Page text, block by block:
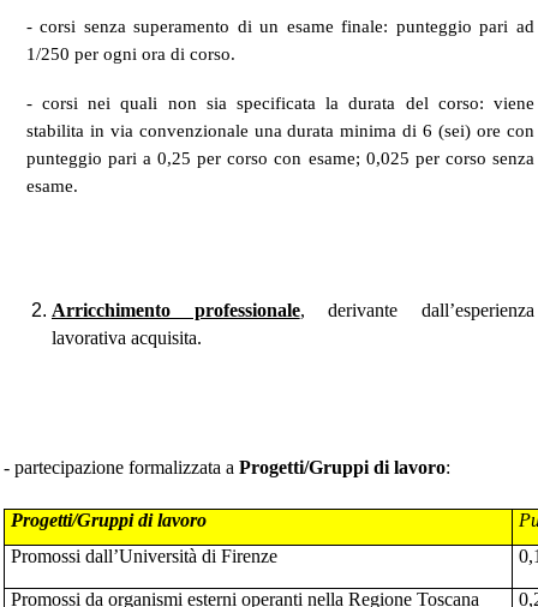
- corsi senza superamento di un esame finale: punteggio pari ad
1/250 per ogni ora di corso.
- corsi nei quali non sia specificata la durata del corso: viene
stabilita in via convenzionale una durata minima di 6 (sei) ore con
punteggio pari a 0,25 per corso con esame; 0,025 per corso senza
esame.
Arricchimento professionale, derivante dall’esperienza
lavorativa acquisita.
- partecipazione formalizzata a Progetti/Gruppi di lavoro:
Progetti/Gruppi di lavoro
Promossi dall’Università di Firenze
Promossi da organismi esterni operanti nella Regione Toscana